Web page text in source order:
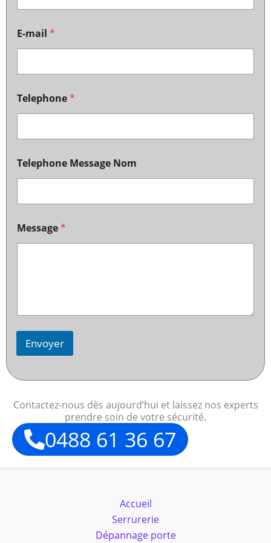
E-mail *
Telephone*
Telephone Message Nom
Message*
Envoyer
Contactez-nous dès aujourd’hui et laissez nos experts
prendre soin de votre sécurité.
0488 61 36 67
Accueil
Serrurerie
Dépannage porte